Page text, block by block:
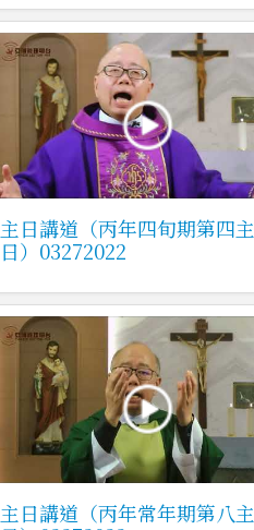
主日講道（丙年四旬期第四主
日）03272022
主日講道（丙年常年期第八主